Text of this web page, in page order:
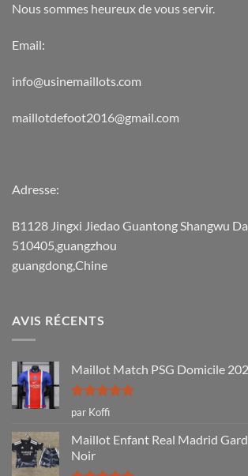
Nous sommes heureux de vous servir.
Email:
info@usinemaillots.com
maillotdefoot2016@gmail.com
Adresse:
B1128 Jingxi Jiedao Guantong Shangwu
510405,guangzhou
guangdong,Chine
AVIS RÉCENTS
Maillot Match PSG Domicile
Note5sur
5
par Koffi
Maillot Enfant Real Madrid
Noir